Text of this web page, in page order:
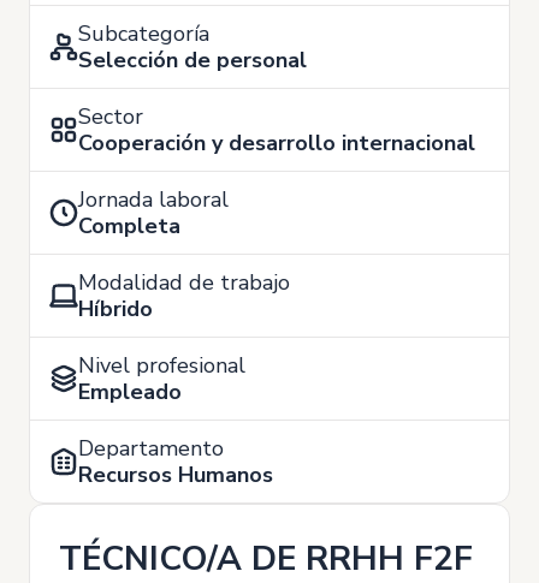
Subcategoría
Selección de personal
Sector
Cooperación y desarrollo internacional
Jornada laboral
Completa
Modalidad de trabajo
Híbrido
Nivel profesional
Empleado
Departamento
Recursos Humanos
TÉCNICO/A DE RRHH F2F